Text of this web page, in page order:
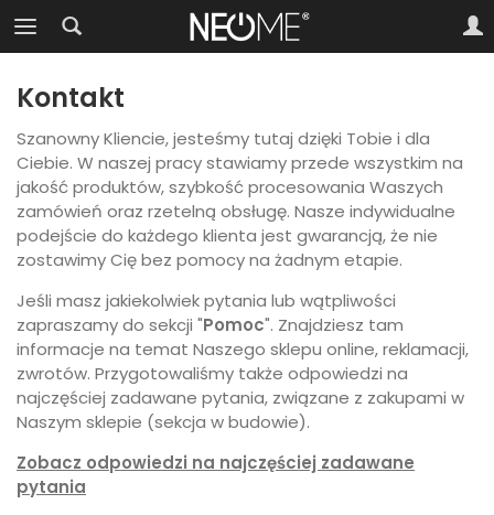
Kontakt
Szanowny Kliencie, jesteśmy tutaj dzięki Tobie i dla
Ciebie. W naszej pracy stawiamy przede wszystkim na
jakość produktów, szybkość procesowania Waszych
zamówień oraz rzetelną obsługę. Nasze indywidualne
podejście do każdego klienta jest gwarancją, że nie
zostawimy Cię bez pomocy na żadnym etapie.
Jeśli masz jakiekolwiek pytania lub wątpliwości
zapraszamy do sekcji "Pomoc". Znajdziesz tam
informacje na temat Naszego sklepu online, reklamacji,
zwrotów. Przygotowaliśmy także odpowiedzi na
najczęściej zadawane pytania, związane z zakupami w
Naszym sklepie (sekcja w budowie).
Zobacz odpowiedzi na najczęściej zadawane
pytania